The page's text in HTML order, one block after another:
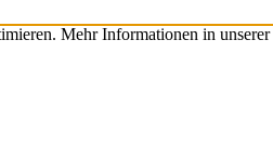
Mehr Informationen in unserer